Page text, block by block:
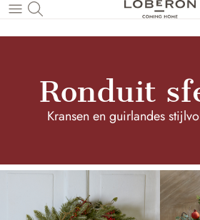
Naar de hoofdinhoud
Ronduit
Kransen en guirlandes